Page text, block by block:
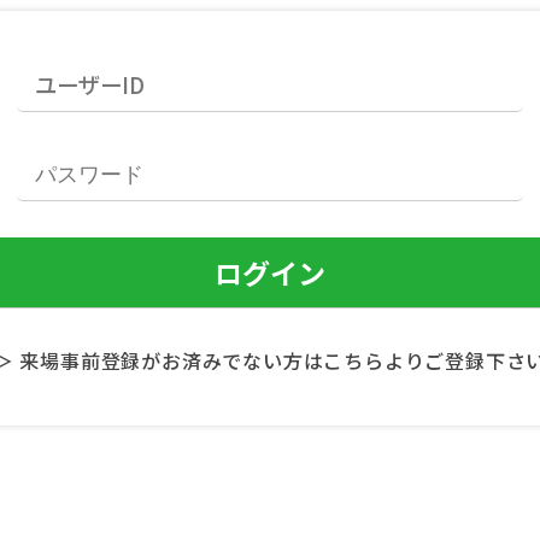
来場事前登録がお済みでない方はこちらよりご登録下さ